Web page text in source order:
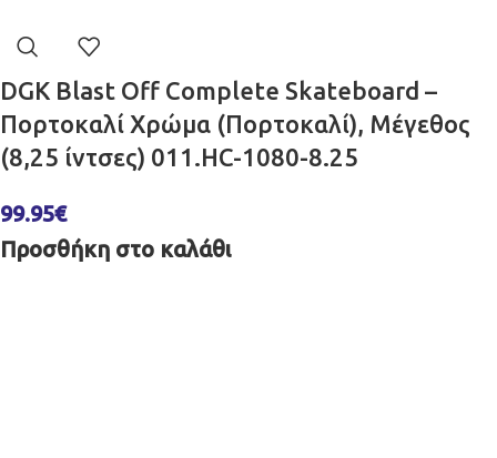
DGK Blast Off Complete Skateboard –
Πορτοκαλί Χρώμα (Πορτοκαλί), Μέγεθος
(8,25 ίντσες) 011.HC-1080-8.25
99.95€
Προσθήκη στο καλάθι